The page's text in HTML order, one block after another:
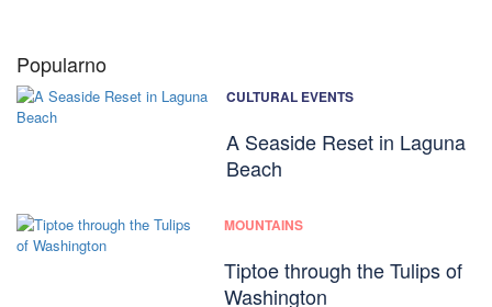
Popularno
CULTURAL EVENTS
A Seaside Reset in Laguna
Beach
MOUNTAINS
Tiptoe through the Tulips of
Washington